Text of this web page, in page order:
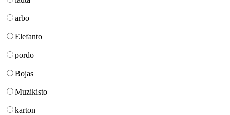
arbo
Elefanto
pordo
Bojas
Muzikisto
karton